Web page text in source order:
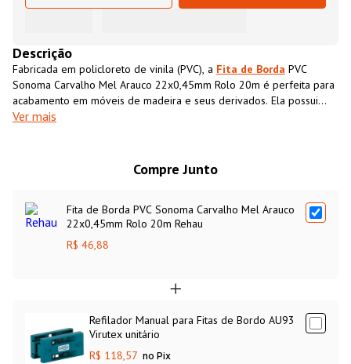
Descrição
Fabricada em policloreto de vinila (PVC), a Fita de Borda PVC
Sonoma Carvalho Mel Arauco 22x0,45mm Rolo 20m é perfeita para
acabamento em móveis de madeira e seus derivados. Ela possui
textura impressa semelhante ao MDF, que além de conferir
Ver mais
Compre Junto
Fita de Borda PVC Sonoma Carvalho Mel Arauco
22x0,45mm Rolo 20m Rehau
R$ 46,88
Refilador Manual para Fitas de Bordo AU93
Virutex unitário
R$ 118,57 no Pix